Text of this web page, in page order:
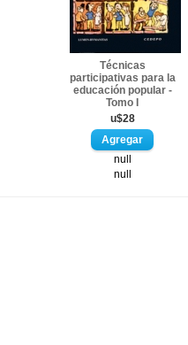
Técnicas
participativas para la
educación popular -
Tomo I
u$28
null
null